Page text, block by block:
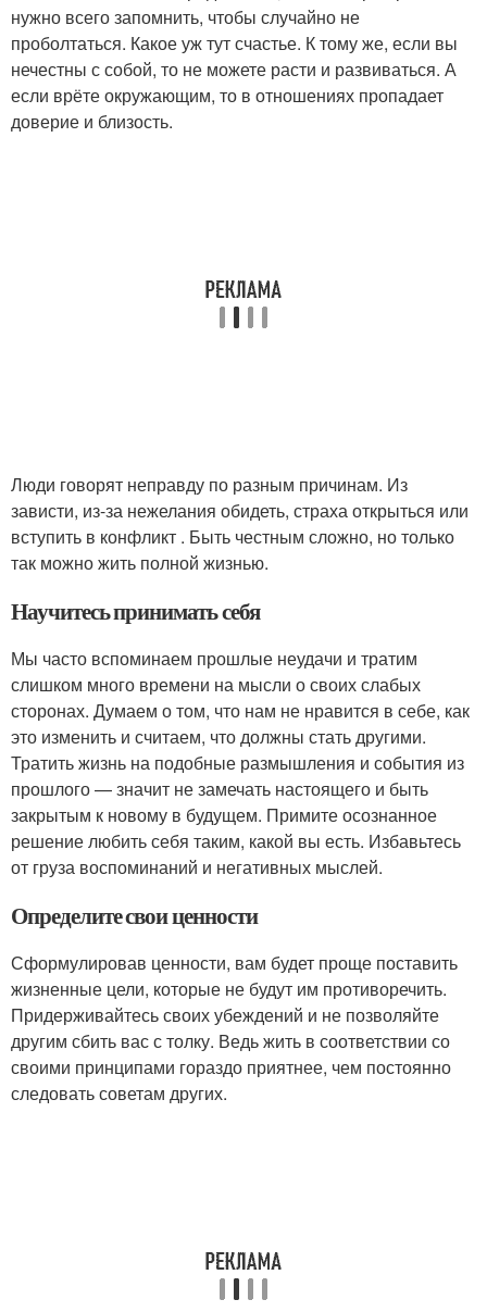
нужно всего запомнить, чтобы случайно не
проболтаться. Какое уж тут счастье. К тому же, если вы
нечестны с собой, то не можете расти и развиваться. А
если врёте окружающим, то в отношениях пропадает
доверие и близость.
Люди говорят неправду по разным причинам. Из
зависти, из-за нежелания обидеть, страха открыться или
вступить в конфликт . Быть честным сложно, но только
так можно жить полной жизнью.
Научитесь принимать себя
Мы часто вспоминаем прошлые неудачи и тратим
слишком много времени на мысли о своих слабых
сторонах. Думаем о том, что нам не нравится в себе, как
это изменить и считаем, что должны стать другими.
Тратить жизнь на подобные размышления и события из
прошлого — значит не замечать настоящего и быть
закрытым к новому в будущем. Примите осознанное
решение любить себя таким, какой вы есть. Избавьтесь
от груза воспоминаний и негативных мыслей.
Определите свои ценности
Сформулировав ценности, вам будет проще поставить
жизненные цели, которые не будут им противоречить.
Придерживайтесь своих убеждений и не позволяйте
другим сбить вас с толку. Ведь жить в соответствии со
своими принципами гораздо приятнее, чем постоянно
следовать советам других.